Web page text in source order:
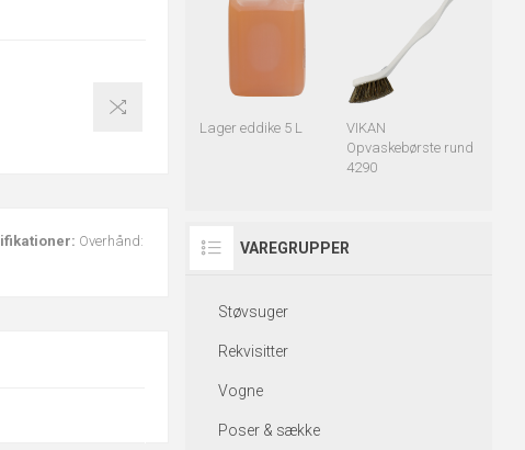
Overhånd:
Lager eddike 5 L
VIKAN
Opvaskebørste rund
4290
VAREGRUPPER
Støvsuger
Rekvisitter
Vogne
Poser & sække